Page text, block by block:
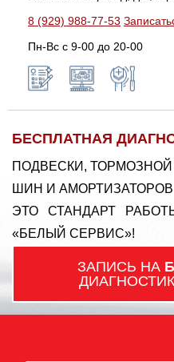
8 (929) 988-77-53
Пн-Вс c 9-00 до 20-00
БЕСПЛАТНАЯ
ПОДВЕСКИ,
ШИН И АМОРТИЗАТОРОВ
ЭТО СТАНДАРТ
«БЕЛЫЙ СЕРВИС»!
ЗАПИСЬ НА